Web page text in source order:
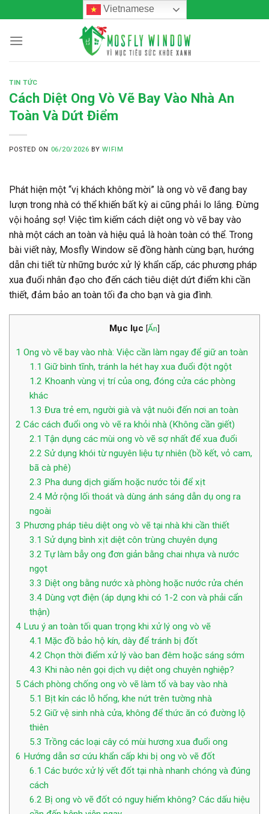
to
content
Vietnamese
TIN TỨC
Cách Diệt Ong Vò Vẽ Bay Vào Nhà An
Toàn Và Dứt Điểm
POSTED ON 06/20/2026 BYWIFIM
Phát hiện một “vị khách không mời” là ong vò vẽ đang bay
lượn trong nhà có thể khiến bất kỳ ai cũng phải lo lắng. Đừng
vội hoảng sợ! Việc tìm kiếm cách diệt ong vò vẽ bay vào
nhà một cách an toàn và hiệu quả là hoàn toàn có thể. Trong
bài viết này, Mosfly Window sẽ đồng hành cùng bạn, hướng
dẫn chi tiết từ những bước xử lý khẩn cấp, các phương pháp
xua đuổi nhân đạo cho đến cách tiêu diệt dứt điểm khi cần
thiết, đảm bảo an toàn tối đa cho bạn và gia đình.
Mục lục [Ẩn]
1 Ong vò vẽ bay vào nhà: Việc cần làm ngay để giữ an toàn
1.1 Giữ bình tĩnh, tránh la hét hay xua đuổi đột ngột
1.2 Khoanh vùng vị trí của ong, đóng cửa các phòng
khác
1.3 Đưa trẻ em, người già và vật nuôi đến nơi an toàn
2 Các cách đuổi ong vò vẽ ra khỏi nhà (Không cần giết)
2.1 Tận dụng các mùi ong vò vẽ sợ nhất để xua đuổi
2.2 Sử dụng khói từ nguyên liệu tự nhiên (bồ kết, vỏ cam,
bã cà phê)
2.3 Pha dung dịch giấm hoặc nước tỏi để xịt
2.4Mở rộng lối thoát và dùng ánh sáng dẫn dụ ong ra
ngoài
3 Phương pháp tiêu diệt ong vò vẽ tại nhà khi cần thiết
3.1 Sử dụng bình xịt diệt côn trùng chuyên dụng
3.2 Tự làm bẫy ong đơn giản bằng chai nhựa và nước
ngọt
3.3 Diệt ong bằng nước xà phòng hoặc nước rửa chén
3.4Dùng vợt điện (áp dụng khi có 1-2 con và phải cẩn
thận)
4 Lưu ý an toàn tối quan trọng khi xử lý ong vò vẽ
4.1 Mặc đồ bảo hộ kín, dày để tránh bị đốt
4.2 Chọn thời điểm xử lý vào ban đêm hoặc sáng sớm
4.3 Khi nào nên gọi dịch vụ diệt ong chuyên nghiệp?
5 Cách phòng chống ong vò vẽ làm tổ và bay vào nhà
5.1 Bịt kín các lỗ hổng, khe nứt trên tường nhà
5.2 Giữ vệ sinh nhà cửa, không để thức ăn có đường lộ
thiên
5.3 Trồng các loại cây có mùi hương xua đuổi ong
6 Hướng dẫn sơ cứu khẩn cấp khi bị ong vò vẽ đốt
6.1 Các bước xử lý vết đốt tại nhà nhanh chóng và đúng
cách
6.2 Bị ong vò vẽ đốt có nguy hiểm không? Các dấu hiệu